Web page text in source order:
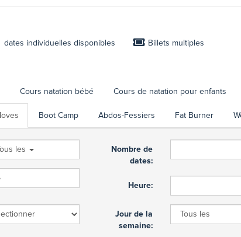
dates individuelles disponibles Billets multiples
Cours natation bébé Cours de natation pour enfants
Boot Camp Abdos-Fessiers Fat Burner
Tous les
Nombre de
dates:
Heure:
Jour de la
semaine: